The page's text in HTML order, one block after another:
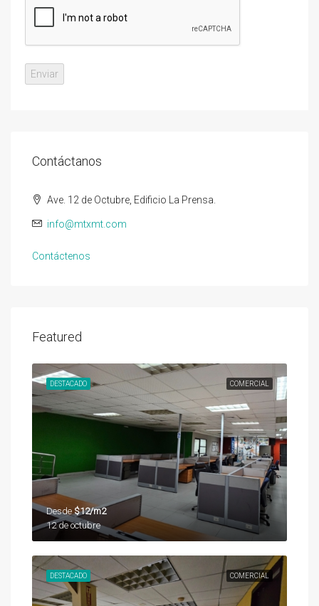
Contáctanos
Ave. 12 de Octubre, Edificio La Prensa.
info@mtxmt.com
Contáctenos
Featured
COMERCIAL
DESTACADO
Desde$12/m2
12 de octubre
COMERCIAL
DESTACADO